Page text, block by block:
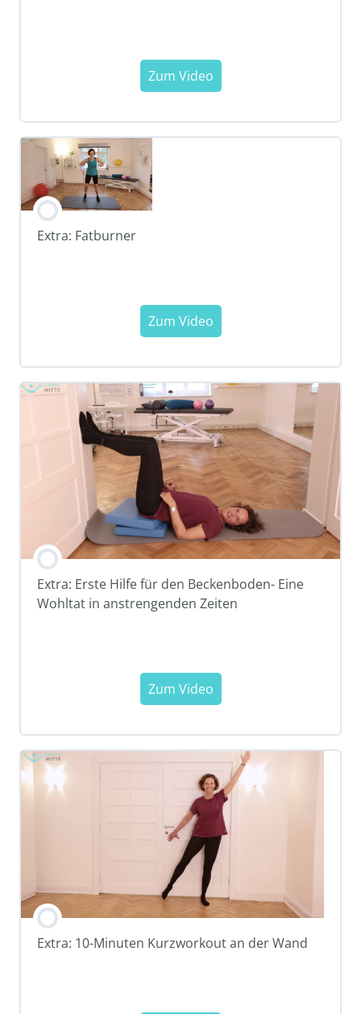
Extra: Fatburner
Extra: Erste Hilfe für den Beckenboden- Eine
Wohltat in anstrengenden Zeiten
Extra: 10-Minuten Kurzworkout an der Wand